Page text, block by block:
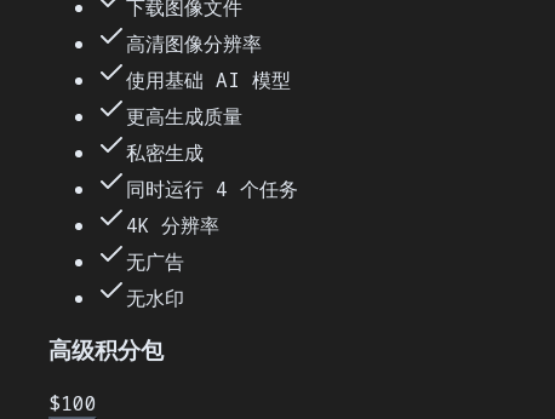
下载图像文件
高清图像分辨率
使用基础 AI 模型
更高生成质量
私密生成
同时运行 4 个任务
4K 分辨率
无广告
无水印
高级积分包
$100